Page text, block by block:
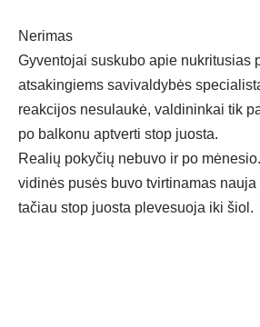
Nerimas
Gyventojai suskubo apie nukritusias
atsakingiems savivaldybės
reakcijos nesulaukė, valdininkai tik
po balkonu aptverti stop juosta.
Realių pokyčių nebuvo ir po
vidinės pusės buvo tvirtinamas
tačiau stop juosta plevesuoja iki šiol.